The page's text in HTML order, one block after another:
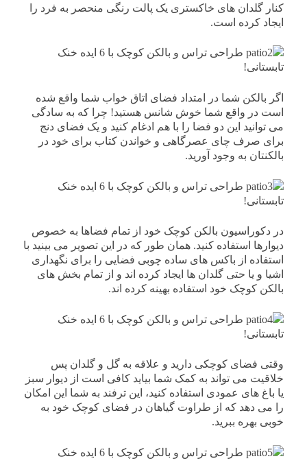
کنار گلدان های خاکستری یک پالت رنگی منحصر به فرد را
ایجاد کرده است.
اگر بالکن شما در امتداد فضای اتاق خواب شما واقع شده
است در واقع شما خوش شانس هستید! چرا که به سادگی
می توانید این دو فضا را با هم ادغام کنید و یک فضای دنج
برای صرف چای عصرگاهی و خواندن کتاب برای خود در
بالکنتان به وجود آورید.
در دکوراسیون بالکن کوچک خود از تمام فضاها به خصوص
دیوارها استفاده کنید. همان طور که در این تصویر می بینید با
استفاده از باکس های ساده چوبی فضایی را برای نگهداری
اشیا و یا حتی گلدان ها ایجاد کرده اند و از تمام بخش های
بالکن کوچک خود استفاده بهینه کرده اند.
وقتی فضای کوچکی دارید و علاقه به گل و گلدان پس
خلاقیت می تواند به کمک شما بیاید کافی است از دیوار سبز
یا باغ های عمودی استفاده کنید، این ترفند به شما این امکان
را می دهد که از طراوت گیاهان در فضای کوچک خود به
خوبی بهره ببرید.